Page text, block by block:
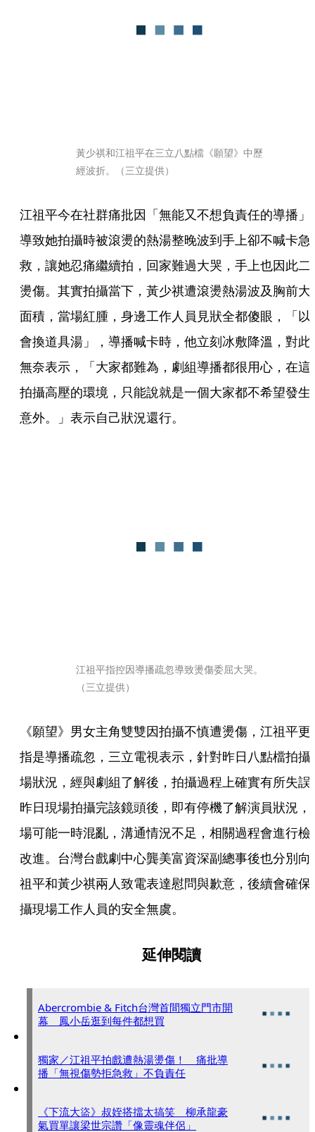
黃少祺和江祖平在三立八點檔《願望》中歷
經波折。（三立提供）
江祖平今在社群痛批因「無能又不想負責任的導播」
導致她拍攝時被滾燙的熱湯整晚波到手上卻不喊卡急
救，讓她忍痛繼續拍，回家難過大哭，手上也因此二
燙傷。其實拍攝當下，黃少祺遭滾燙熱湯波及胸前大
面積，當場紅腫，身邊工作人員見狀全都傻眼，「以
會換道具湯」，導播喊卡時，他立刻冰敷降溫，對此
無奈表示，「大家都難為，劇組導播都很用心，在這
拍攝高壓的環境，只能說就是一個大家都不希望發生
意外。」表示自己狀況還行。
江祖平指控因導播疏忽導致燙傷委屈大哭。
（三立提供）
《願望》男女主角雙雙因拍攝不慎遭燙傷，江祖平更
指是導播疏忽，三立電視表示，針對昨日八點檔拍攝
場狀況，經與劇組了解後，拍攝過程上確實有所失誤
昨日現場拍攝完該鏡頭後，即有停機了解演員狀況，
場可能一時混亂，溝通情況不足，相關過程會進行檢
改進。台灣台戲劇中心龔美富資深副總事後也分別向
祖平和黃少祺兩人致電表達慰問與歉意，後續會確保
攝現場工作人員的安全無虞。
延伸閱讀
Abercrombie & Fitch台灣首間獨立門市開
幕 鳳小岳逛到每件都想買
獨家／江祖平拍戲遭熱湯燙傷！ 痛批導
播「無視傷勢拒急救」不負責任
《下流大盜》叔姪搭擋太搞笑 柳承龍豪
氣買單讓梁世宗讚「像靈魂伴侶」